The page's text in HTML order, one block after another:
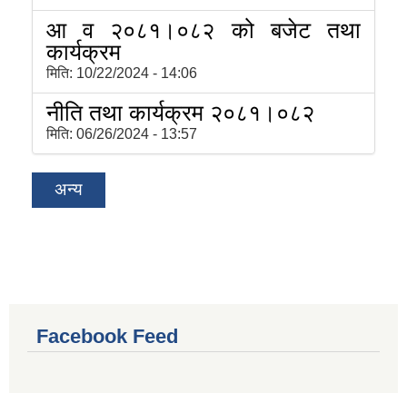
आ व २०८१।०८२ को बजेट तथा
कार्यक्रम
मिति: 10/22/2024 - 14:06
नीति तथा कार्यक्रम २०८१।०८२
मिति: 06/26/2024 - 13:57
अन्य
Facebook Feed